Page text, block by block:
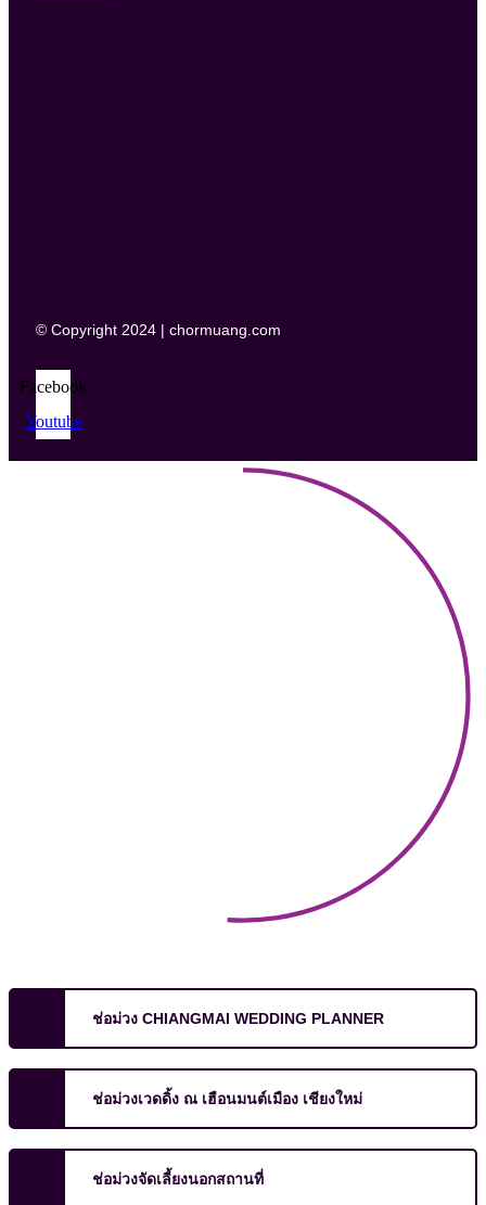
© Copyright 2024 | chormuang.com
Facebook
Youtube
ช่อม่วง CHIANGMAI WEDDING PLANNER
ช่อม่วงเวดดิ้ง ณ เฮือนมนต์เมือง เชียงใหม่
ช่อม่วงจัดเลี้ยงนอกสถานที่